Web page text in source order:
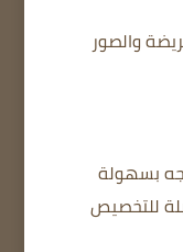
والصور
بسهولة
للتخصيص